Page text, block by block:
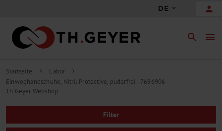
DE person
search menu
Startseite chevron_right Labor chevron_right
Einweghandschuhe, Nitril Protective, puderfrei - 7696906 -
Th.Geyer Webshop
Filter